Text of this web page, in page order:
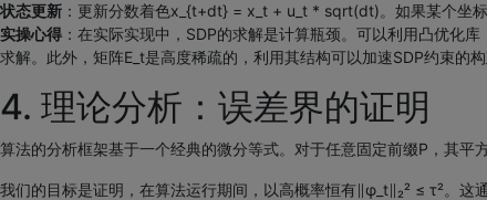
状态更新 ：更新分数着色x_{t+dt} = x_t + u_t * sqrt(dt)。如果某个坐
实操心得 ：在实际实现中，SDP的求解是计算瓶颈。可以利用凸优化
求解。此外，矩阵E_t是高度稀疏的，利用其结构可以加速SDP约束的构
4. 理论分析：误差界的证明
算法的分析框架基于一个经典的微分等式。对于任意固定前缀P，其
我们的目标是证明，在算法运行期间，以高概率恒有∥φ_t∥₂² ≤ τ²。这